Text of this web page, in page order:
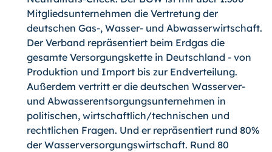
Mitgliedsunternehmen die Vertretung der
deutschen Gas-, Wasser- und Abwasserwirtschaft.
Der Verband repräsentiert beim Erdgas die
gesamte Versorgungskette in Deutschland - von
Produktion und Import bis zur Endverteilung.
Außerdem vertritt er die deutschen Wasserver-
und Abwasserentsorgungsunternehmen in
politischen, wirtschaftlich/technischen und
rechtlichen Fragen. Und er repräsentiert rund 80%
der Wasserversorgungswirtschaft. Rund 80